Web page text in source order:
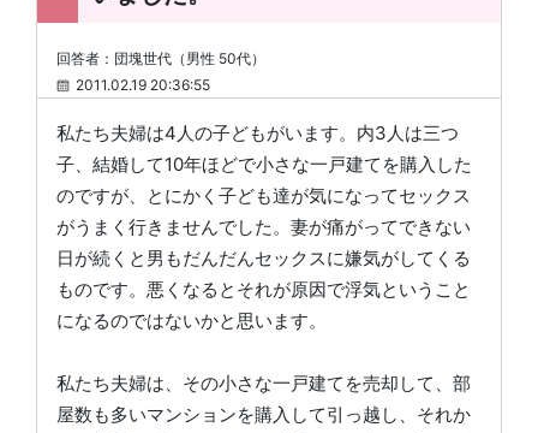
回答者：団塊世代（男性 50代）
2011.02.19 20:36:55
私たち夫婦は4人の子どもがいます。内3人は三つ
子、結婚して10年ほどで小さな一戸建てを購入した
のですが、とにかく子ども達が気になってセックス
がうまく行きませんでした。妻が痛がってできない
日が続くと男もだんだんセックスに嫌気がしてくる
ものです。悪くなるとそれが原因で浮気ということ
になるのではないかと思います。
私たち夫婦は、その小さな一戸建てを売却して、部
屋数も多いマンションを購入して引っ越し、それか